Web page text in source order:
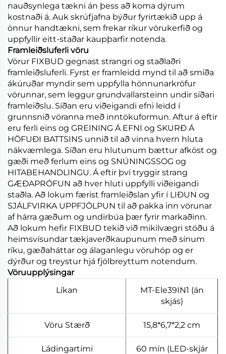
nauðsynlega tækni án þess að koma dýrum
kostnaði á. Auk skrúfjafna býður fyrirtækið upp á
önnur handtækni, sem frekar ríkur vörukerfið og
uppfyllir eitt-staðar kaupþarfir notenda.
Framleiðsluferli vöru
Vörur FIXBUD gegnast strangri og staðlaðri
framleiðsluferli. Fyrst er framleidd mynd til að smíða
ákúruðar myndir sem uppfylla hönnunarkröfur
vörunnar, sem leggur grundvallarsteinn undir síðari
framleiðslu. Síðan eru viðeigandi efni leidd í
grunnsnið vöranna með inntökuformun. Aftur á eftir
eru ferli eins og GREINING Á EFNI og SKURÐ Á
HÖFUÐI BATTSINS unnið til að vinna hvern hluta
nákvæmlega. Síðan eru hlutunum bættur afköst og
gæði með ferlum eins og SNÚNINGSSOG og
HITABEHANDLINGU. Á eftir því tryggir strang
GÆÐAPRÓFUN að hver hluti uppfylli viðeigandi
staðla. Að lokum færist framleiðslan yfir í LIÐUN og
SJÁLFVIRKA UPPFJÖLPUN til að pakka inn vörunar
af hárra gæðum og undirbúa þær fyrir markaðinn.
Að lokum hefir FIXBUD tekið við mikilvægri stöðu á
heimsvísundar tækjaverðkaupunum með sínum
ríku, gæðaháttar og álaganlegu vöruhóp og er
dýrður og treystur hjá fjölbreyttum notendum.
Vöruupplýsingar
Líkan
MT-Ele39IN1 (án
skjás)
Vöru Stærð 15,8*6,7*2,2 cm
Ládingartími
60 mín (LED-skjár